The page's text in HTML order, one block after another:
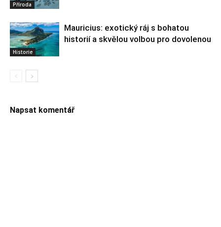
Příroda
Historie
Mauricius: exotický ráj s bohatou
historií a skvělou volbou pro dovolenou
Napsat komentář